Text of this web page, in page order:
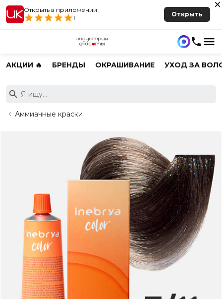
Открыть в приложении
1
Открыть
АКЦИИ 🔥 БРЕНДЫ ОКРАШИВАНИЕ УХОД ЗА
Аммиачные краски